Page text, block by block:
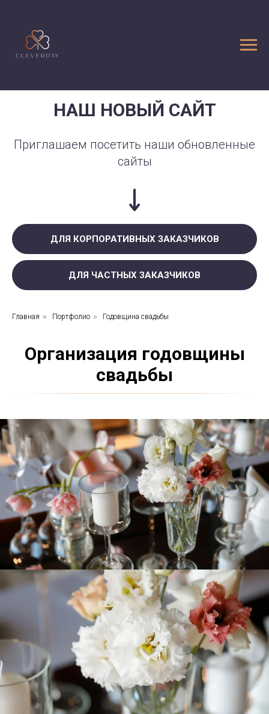
НАШ НОВЫЙ САЙТ
Приглашаем посетить наши обновленные
сайты
ДЛЯ КОРПОРАТИВНЫХ ЗАКАЗЧИКОВ
ДЛЯ ЧАСТНЫХ ЗАКАЗЧИКОВ
Главная » Портфолио » Годовщина свадьбы
Организация годовщины
свадьбы